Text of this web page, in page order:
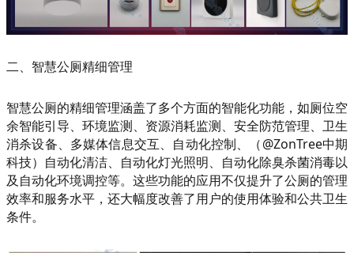
二、智慧公厕精细管理
智慧公厕的精细管理涵盖了多个方面的智能化功能，如厕位空
余智能引导、环境监测、资源消耗监测、安全防范管理、卫生
消杀设备、多媒体信息交互、自动化控制、（@ZonTree中期
科技）自动化清洁、自动化灯光照明、自动化除臭杀菌消毒以
及自动化环境调控等。这些功能的应用不仅提升了公厕的管理
效率和服务水平，还大幅度改善了用户的使用体验和公共卫生
条件。